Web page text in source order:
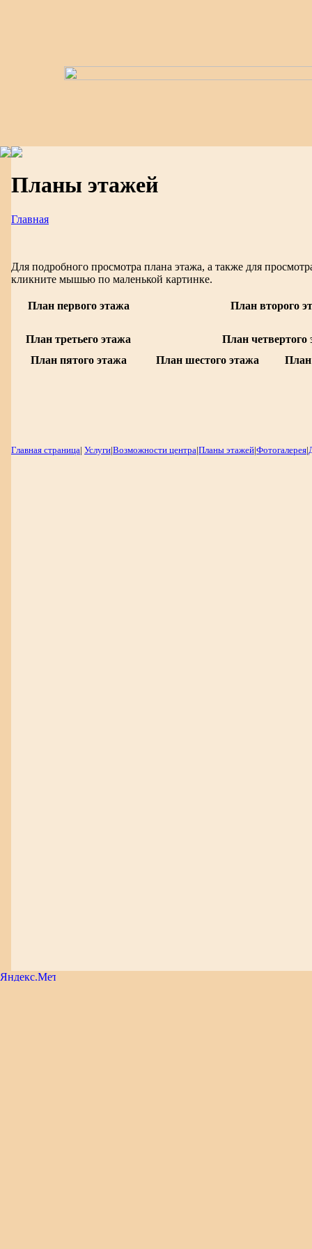
Планы этажей
Главная
Для подробного просмотра плана этажа, а также для
кликните мышью по маленькой картинке.
План первого этажа План второго
План третьего этажа
План четвертого
План пятого этажа
План шестого этажа План
Главная страница| Услуги|Возможности центра|Планы этажей|Фотогалерея|